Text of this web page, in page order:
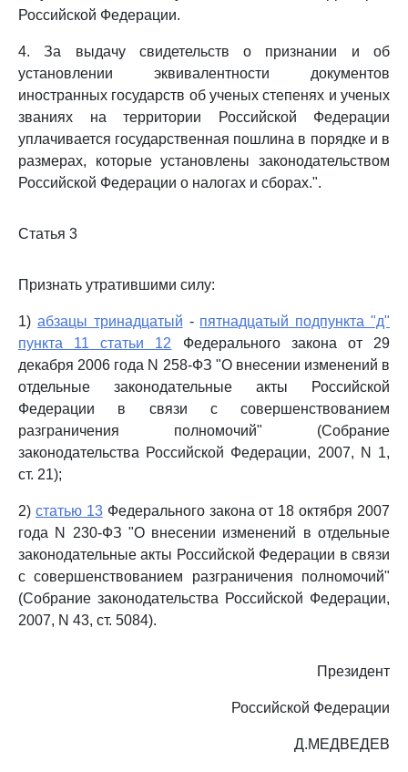
Российской Федерации.
4. За выдачу свидетельств о признании и об
установлении эквивалентности документов
иностранных государств об ученых степенях и ученых
званиях на территории Российской Федерации
уплачивается государственная пошлина в порядке и в
размерах, которые установлены законодательством
Российской Федерации о налогах и сборах.".
Статья 3
Признать утратившими силу:
1) абзацы тринадцатый - пятнадцатый подпункта "д"
пункта 11 статьи 12 Федерального закона от 29
декабря 2006 года N 258-ФЗ "О внесении изменений в
отдельные законодательные акты Российской
Федерации в связи с совершенствованием
разграничения полномочий" (Собрание
законодательства Российской Федерации, 2007, N 1,
ст. 21);
2) статью 13Федерального закона от 18 октября 2007
года N 230-ФЗ "О внесении изменений в отдельные
законодательные акты Российской Федерации в связи
с совершенствованием разграничения полномочий"
(Собрание законодательства Российской Федерации,
2007, N 43, ст. 5084).
Президент
Российской Федерации
Д.МЕДВЕДЕВ